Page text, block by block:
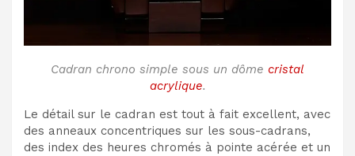
Cadran chrono simple sous un dôme cristal
acrylique.
Le détail sur le cadran est tout à fait excellent, avec
des anneaux concentriques sur les sous-cadrans,
des index des heures chromés à pointe acérée et un